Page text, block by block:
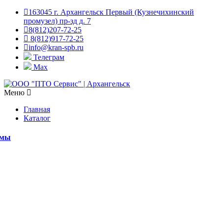
163045 г. Архангельск Первый (Кузнечихинский
промузел) пр-зд д. 7
8(812)207-72-25
8(812)917-72-25
info@kran-spb.ru
Телеграм
Max
Меню
Главная
Каталог